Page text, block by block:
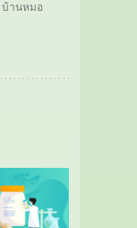
บ้านหมอ